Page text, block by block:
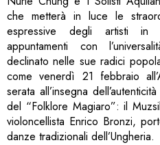
che metterà in luce le
espressive degli artisti in
appuntamenti con
declinato nelle sue radici
come venerdì 21 febbraio
serata all’insegna
del “Folklore Magiaro”: il
violoncellista Enrico Bronzi,
danze tradizionali dell’Ungheria.